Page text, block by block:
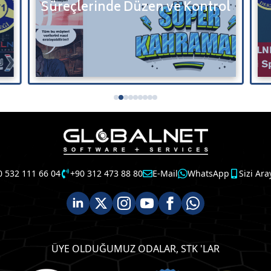
Hizmeti Sponsoru Oldu
532 111 66 04 +90 312 473 88 80 E-Mail WhatsApp Sizi
ÜYE OLDUĞUMUZ ODALAR, STK 'LAR